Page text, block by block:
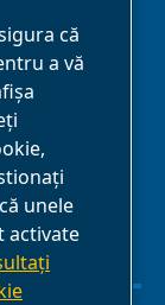
că
a vă
unele
activate